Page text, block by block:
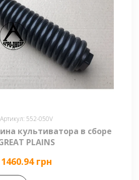
Артикул: 552-050V
культиватора в сборе
PLAINS
1460.94 грн